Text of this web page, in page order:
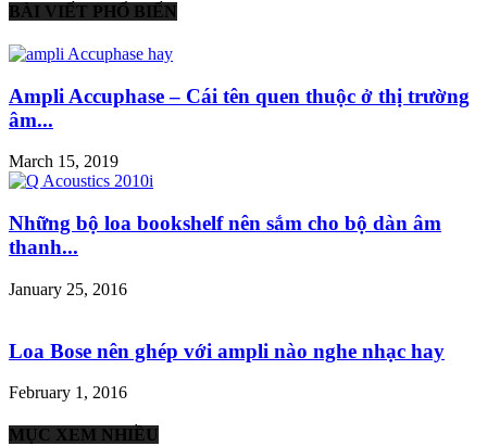
BÀI VIẾT PHỔ BIẾN
Ampli Accuphase – Cái tên quen thuộc ở thị trường
âm...
March 15, 2019
Những bộ loa bookshelf nên sắm cho bộ dàn âm
thanh...
January 25, 2016
Loa Bose nên ghép với ampli nào nghe nhạc hay
February 1, 2016
MỤC XEM NHIỀU